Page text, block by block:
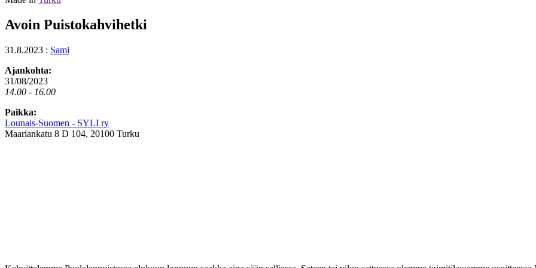
Avoin Puistokahvihetki
31.8.2023 : Sami
Ajankohta:
31/08/2023
14.00 - 16.00
Paikka:
Lounais-Suomen - SYLI ry
Maariankatu 8 D 104, 20100 Turku